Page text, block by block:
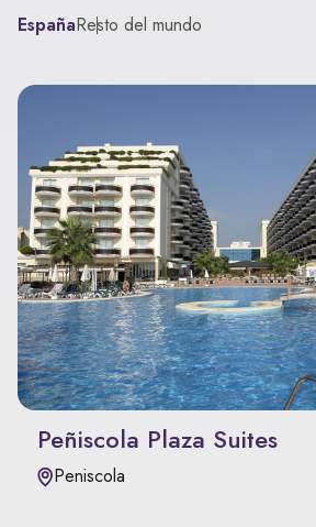
EspañaResto del mundo
Peñiscola Plaza Suites
Peniscola